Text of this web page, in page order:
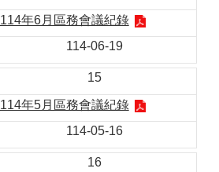
114年6月區務會議紀錄
114-06-19
15
114年5月區務會議紀錄
114-05-16
16